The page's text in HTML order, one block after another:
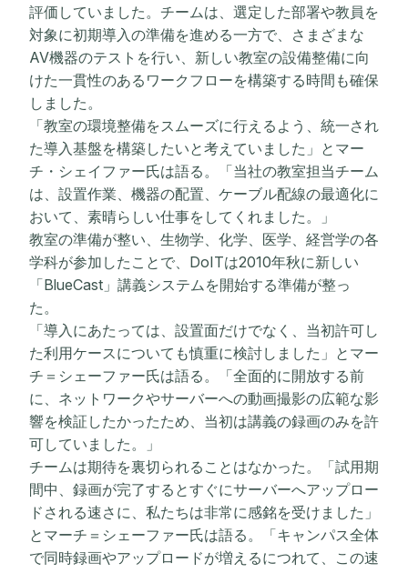
評価していました。チームは、選定した部署や教員を
対象に初期導入の準備を進める一方で、さまざまな
AV機器のテストを行い、新しい教室の設備整備に向
けた一貫性のあるワークフローを構築する時間も確保
しました。
「教室の環境整備をスムーズに行えるよう、統一され
た導入基盤を構築したいと考えていました」とマー
チ・シェイファー氏は語る。「当社の教室担当チーム
は、設置作業、機器の配置、ケーブル配線の最適化に
おいて、素晴らしい仕事をしてくれました。」
教室の準備が整い、生物学、化学、医学、経営学の各
学科が参加したことで、DoITは2010年秋に新しい
「BlueCast」講義システムを開始する準備が整っ
た。
「導入にあたっては、設置面だけでなく、当初許可し
た利用ケースについても慎重に検討しました」とマー
チ＝シェーファー氏は語る。「全面的に開放する前
に、ネットワークやサーバーへの動画撮影の広範な影
響を検証したかったため、当初は講義の録画のみを許
可していました。」
チームは期待を裏切られることはなかった。「試用期
間中、録画が完了するとすぐにサーバーへアップロー
ドされる速さに、私たちは非常に感銘を受けました」
とマーチ＝シェーファー氏は語る。「キャンパス全体
で同時録画やアップロードが増えるにつれて、この速